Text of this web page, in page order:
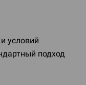
условий
подход